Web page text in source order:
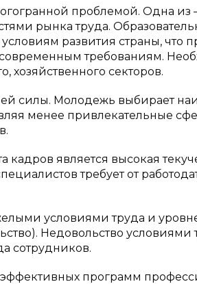
проблемой. Одна
рынка труда.
развития страны, что
требованиям.
хозяйственного секторов.
силы. Молодежь выбирает
менее привлекательные
является высокая
требует от
условиями труда и
Недовольство
сотрудников.
программ